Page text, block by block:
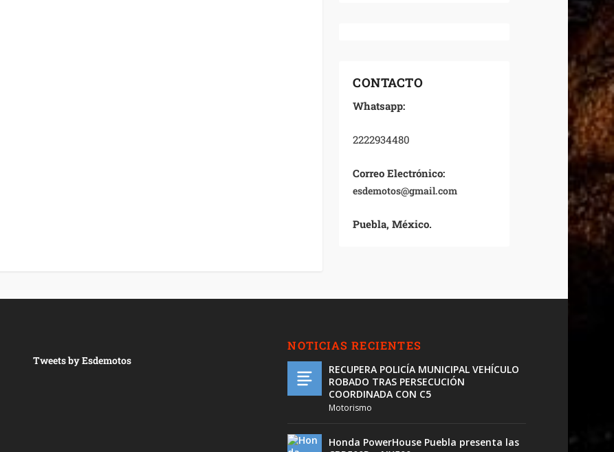
CONTACTO
Whatsapp:
2222934480
Correo Electrónico:
esdemotos@gmail.com
Puebla, México.
Tweets by Esdemotos
NOTICIAS RECIENTES
RECUPERA POLICÍA MUNICIPAL VEHÍCULO
ROBADO TRAS PERSECUCIÓN
COORDINADA CON C5
Motorismo
Honda PowerHouse Puebla presenta las